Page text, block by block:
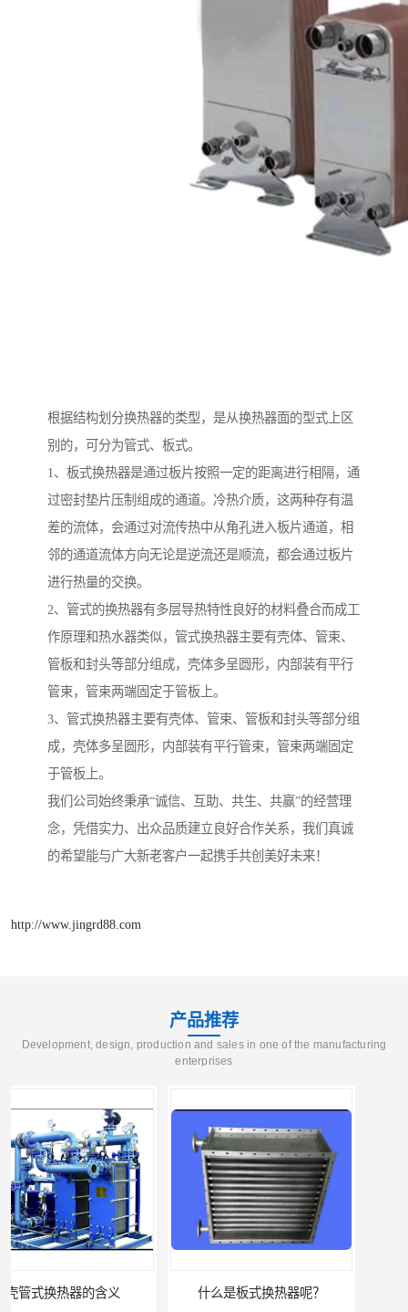
根据结构划分换热器的类型，是从换热器面的型式上区
别的，可分为管式、板式。
1、板式换热器是通过板片按照一定的距离进行相隔，通
过密封垫片压制组成的通道。冷热介质，这两种存有温
差的流体，会通过对流传热中从角孔进入板片通道，相
邻的通道流体方向无论是逆流还是顺流，都会通过板片
进行热量的交换。
2、管式的换热器有多层导热特性良好的材料叠合而成工
作原理和热水器类似，管式换热器主要有壳体、管束、
管板和封头等部分组成，壳体多呈圆形，内部装有平行
管束，管束两端固定于管板上。
3、管式换热器主要有壳体、管束、管板和封头等部分组
成，壳体多呈圆形，内部装有平行管束，管束两端固定
于管板上。
我们公司始终秉承“诚信、互助、共生、共赢”的经营理
念，凭借实力、出众品质建立良好合作关系，我们真诚
的希望能与广大新老客户一起携手共创美好未来！
http://www.jingrd88.com
产品推荐
Development, design, production and sales in one of the manufacturing
enterprises
什么是板式换热器呢？